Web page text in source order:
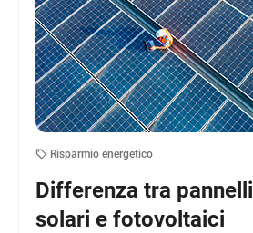
Risparmio energetico
Differenza tra pannelli
solari e fotovoltaici